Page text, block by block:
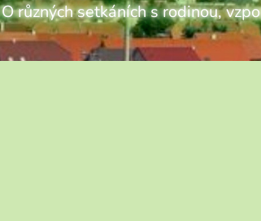
různých setkáních s rodinou,